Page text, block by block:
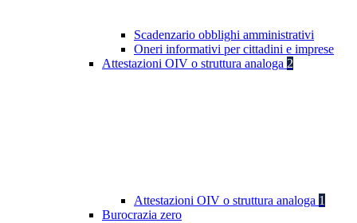
Scadenzario obblighi amministrativi
Oneri informativi per cittadini e imprese
Attestazioni OIV o struttura analoga 2
Attestazioni OIV o struttura analoga 1
Burocrazia zero